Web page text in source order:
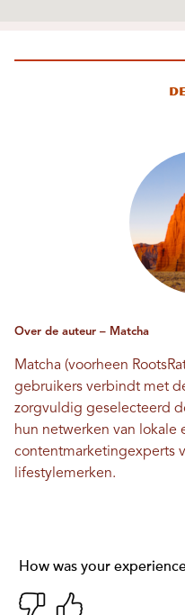
Over de auteur – Matcha
Matcha (voorheen
gebruikers verbindt met
zorgvuldig geselecteerd
hun netwerken van lokale
contentmarketingexperts
lifestylemerken.